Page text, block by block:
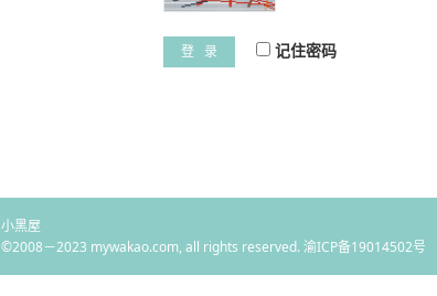
登 录 记住密码
小黑屋
©2008－2023 mywakao.com, all rights reserved.渝ICP备19014502号